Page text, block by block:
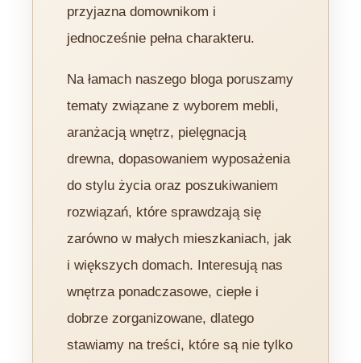
przyjazna domownikom i
jednocześnie pełna charakteru.
Na łamach naszego bloga poruszamy
tematy związane z wyborem mebli,
aranżacją wnętrz, pielęgnacją
drewna, dopasowaniem wyposażenia
do stylu życia oraz poszukiwaniem
rozwiązań, które sprawdzają się
zarówno w małych mieszkaniach, jak
i większych domach. Interesują nas
wnętrza ponadczasowe, ciepłe i
dobrze zorganizowane, dlatego
stawiamy na treści, które są nie tylko